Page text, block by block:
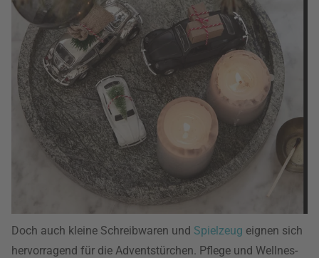
Doch auch kleine Schreibwaren und Spielzeug eignen sich
hervorragend für die Adventstürchen. Pflege und Wellnes-